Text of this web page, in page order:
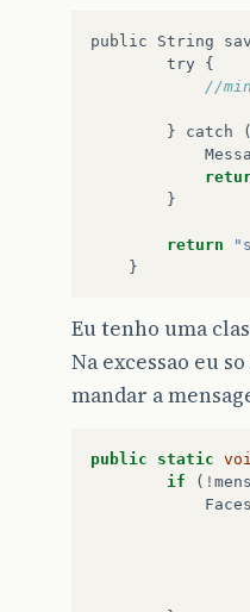
public String
try {
//
} catch (
}
return
}
Eu tenho uma
Na excessao eu
mandar a
public static
if
( !